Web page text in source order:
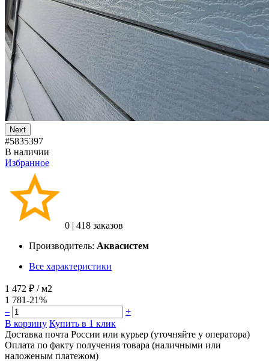
Next
#5835397
В наличии
Избранное
0 | 418 заказов
Производитель: Аквасистем
Все характеристики
1 472 ₽ / м2
1 781-21%
–
+
В корзину Купить в 1 клик
Доставка почта России или курьер (уточняйте у оператора)
Оплата по факту получения товара (наличными или
наложеным платежом)